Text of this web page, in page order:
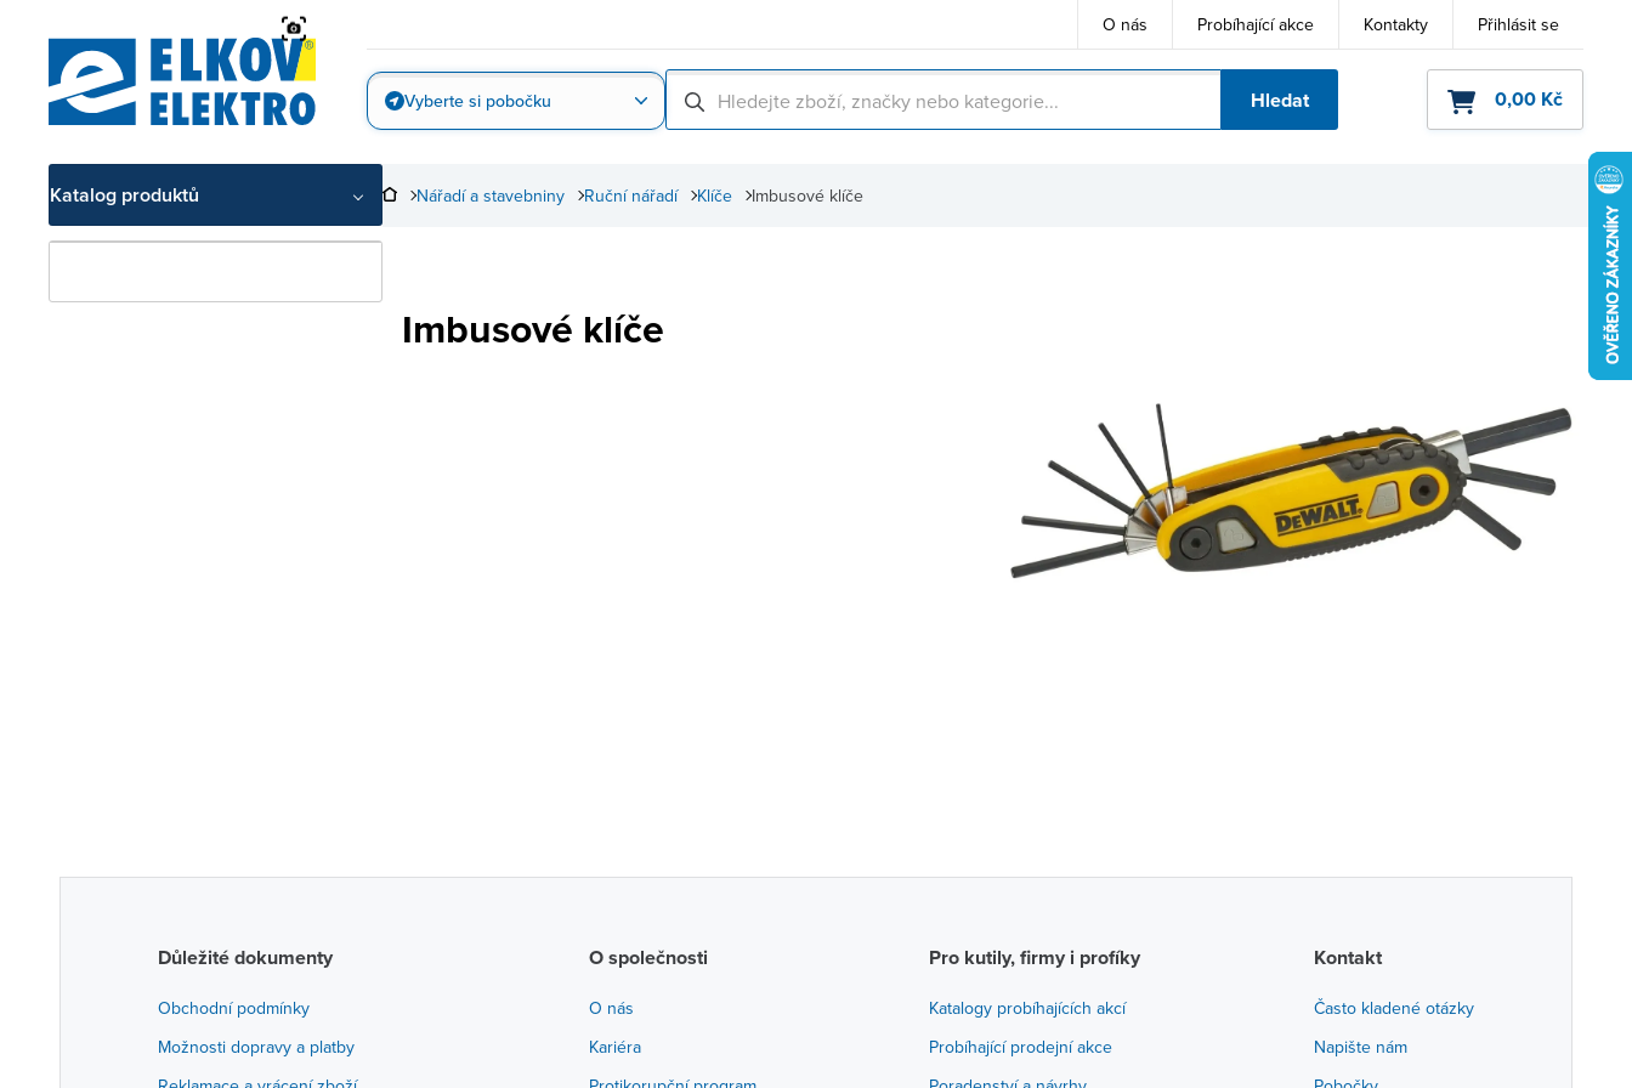
O nás Probíhající akce Kontakty Přihlásit se
Vyberte si pobočku Hledat 0,00 Kč
Katalog produktů Imbusové klíče
Klíče
Ruční nářadí
Nářadí a stavebniny
Imbusové klíče
Důležité dokumenty
Obchodní podmínky
Možnosti dopravy a platby
O společnosti
O nás
Kariéra
Pro kutily, firmy i profíky
Katalogy probíhajících akcí
Probíhající prodejní akce
Kontakt
Často kladené otázky
Napište nám